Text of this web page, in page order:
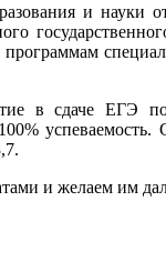
и
в сдаче ЕГЭ
и желаем им